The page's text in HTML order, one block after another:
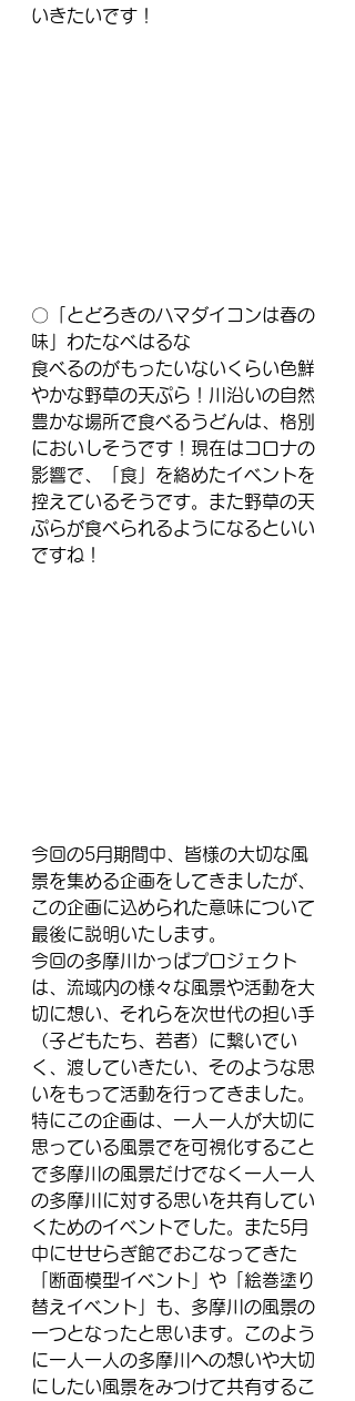
いきたいです！
〇「とどろきのハマダイコンは春の
味」わたなべはるな
食べるのがもったいないくらい色鮮
やかな野草の天ぷら！川沿いの自然
豊かな場所で食べるうどんは、格別
においしそうです！現在はコロナの
影響で、「食」を絡めたイベントを
控えているそうです。また野草の天
ぷらが食べられるようになるといい
ですね！
今回の5月期間中、皆様の大切な風
景を集める企画をしてきましたが、
この企画に込められた意味について
最後に説明いたします。
今回の多摩川かっぱプロジェクト
は、流域内の様々な風景や活動を大
切に想い、それらを次世代の担い手
（子どもたち、若者）に繋いでい
く、渡していきたい、そのような思
いをもって活動を行ってきました。
特にこの企画は、一人一人が大切に
思っている風景でを可視化すること
で多摩川の風景だけでなく一人一人
の多摩川に対する思いを共有してい
くためのイベントでした。また5月
中にせせらぎ館でおこなってきた
「断面模型イベント」や「絵巻塗り
替えイベント」も、多摩川の風景の
一つとなったと思います。このよう
に一人一人の多摩川への想いや大切
にしたい風景をみつけて共有するこ